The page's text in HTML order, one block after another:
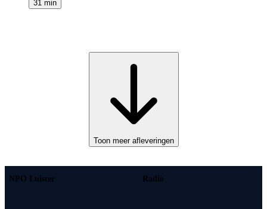
31 min
Toon meer afleveringen
NPO Luister Radio